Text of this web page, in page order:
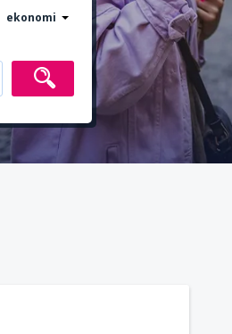
ekonomi